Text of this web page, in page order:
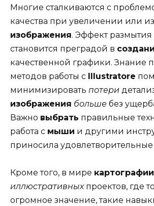
Многие сталкиваются с
качества при увеличении или
изображения. Эффект размытия
становится преградой в
качественной графики. Знание
методов работы с Illustratore
минимизировать потери
изображения больше без
Важно выбрать правильные
работа с мыши и другими
приносила удовлетворительные
Кроме того, в мире картографии
иллюстративныхпроектов, где
огромное значение, такие